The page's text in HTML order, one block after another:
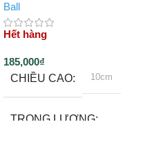
Ball
Hết hàng
185,000₫
CHIỀU CAO
10cm
TRỌNG LƯỢNG